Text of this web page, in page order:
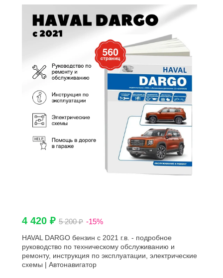
4 420 ₽ 5 200 ₽ -15%
HAVAL DARGO бензин с 2021 г.в. - подробное
руководство по техническому обслуживанию и
ремонту, инструкция по эксплуатации, электрические
схемы | Автонавигатор